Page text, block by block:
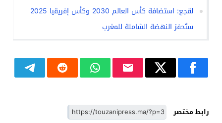
لقجع: استضافة كأس العالم 2030 وكأس إفريقيا 2025
ستُحفز النهضة الشاملة للمغرب
رابط مختصر